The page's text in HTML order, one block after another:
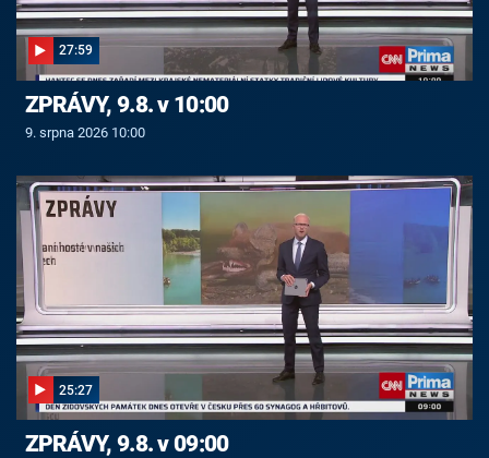
27:59
ZPRÁVY, 9.8. v 10:00
9. srpna 2026 10:00
25:27
ZPRÁVY, 9.8. v 09:00